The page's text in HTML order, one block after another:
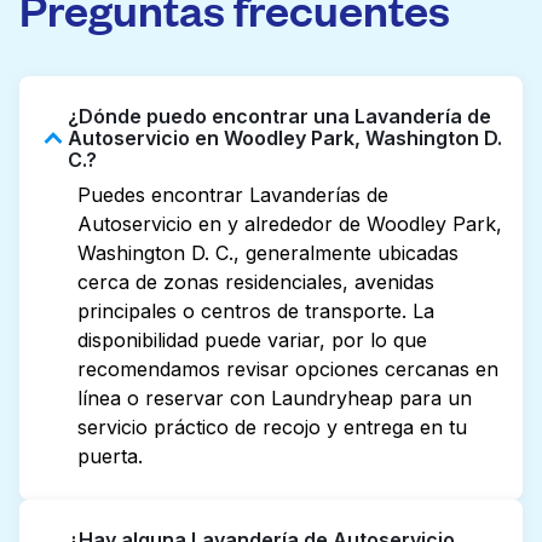
¿Dónde puedo encontrar una Lavandería de
Autoservicio en Woodley Park, Washington D.
C.?
Puedes encontrar Lavanderías de
Autoservicio en y alrededor de Woodley Park,
Washington D. C., generalmente ubicadas
cerca de zonas residenciales, avenidas
principales o centros de transporte. La
disponibilidad puede variar, por lo que
recomendamos revisar opciones cercanas en
línea o reservar con Laundryheap para un
servicio práctico de recojo y entrega en tu
puerta.